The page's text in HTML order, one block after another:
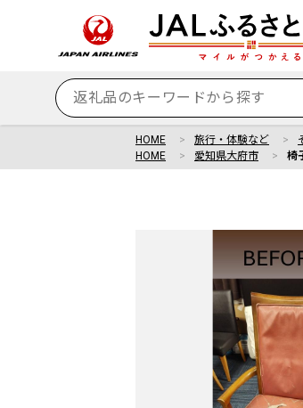
HOME 旅行・体験など
HOME
愛知県大府市 椅